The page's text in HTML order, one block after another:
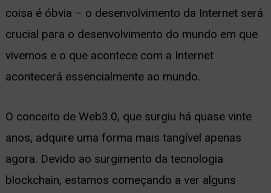
coisa é óbvia – o desenvolvimento da Internet será
crucial para o desenvolvimento do mundo em que
vivemos e o que acontece com a Internet
acontecerá essencialmente ao mundo.
O conceito de Web3.0, que surgiu há quase vinte
anos, adquire uma forma mais tangível apenas
agora. Devido ao surgimento da tecnologia
blockchain, estamos começando a ver alguns